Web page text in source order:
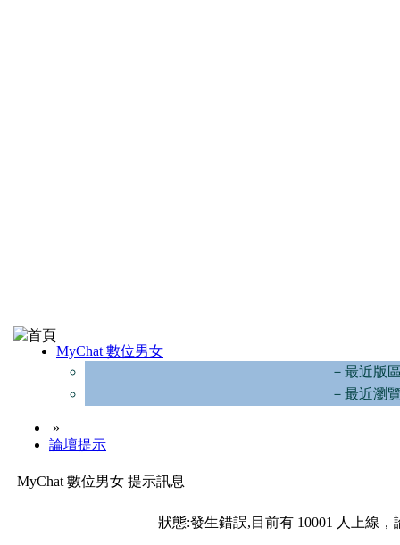
MyChat 數位男女
－最近版
－最近瀏
»
論壇提示
MyChat 數位男女 提示訊息
狀態:發生錯誤,目前有 10001 人上線